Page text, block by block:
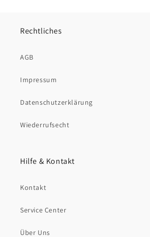
Rechtliches
AGB
Impressum
Datenschutzerklärung
Wiederrufsecht
Hilfe & Kontakt
Kontakt
Service Center
Über Uns